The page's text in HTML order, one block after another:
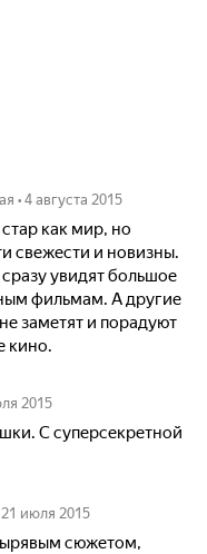
• 4 августа 2015
как мир, но
свежести и новизны.
увидят большое
фильмам. А другие
заметят и порадуют
кино.
2015
С суперсекретной
21 июля 2015
сюжетом,